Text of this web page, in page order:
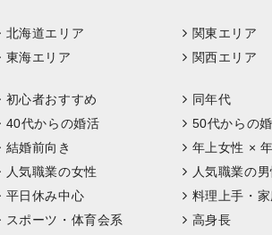
北海道エリア 関東エリア
東海エリア
関西エリア
初心者おすすめ 同年代
40代からの婚活
50代からの
結婚前向き
年上女性 ×
人気職業の女性
人気職業の男
平日休み中心
料理上手・
スポーツ・体育会系
高身長